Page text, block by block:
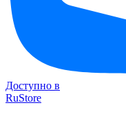
Доступно в
RuStore